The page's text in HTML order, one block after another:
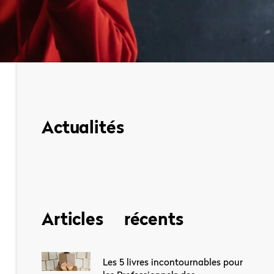
Actualités
Articles récents
Les 5 livres incontournables pour